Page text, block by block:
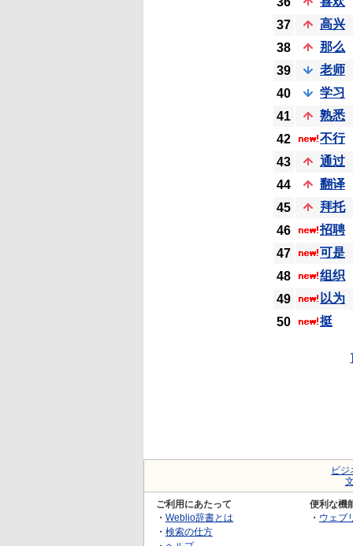
37
高兴
38
那么
39
老师
40
学习
41
熟悉
42
不行
43
通过
44
翻译
45
拜托
46
招聘
47
可是
48
组织
49
以为
50
挺
ビジ
ご利用にあたって
・ Weblio辞書とは
・ 検索の仕方
便利な機
・ ウェブ